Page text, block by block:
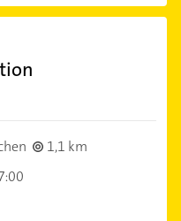
1,1 km